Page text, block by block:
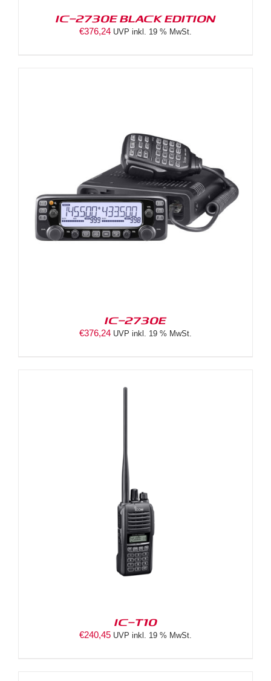
IC-2730E BLACK EDITION
€376,24 UVP inkl. 19 % MwSt.
IC-2730E
€376,24 UVP inkl. 19 % MwSt.
IC-T10
€240,45 UVP inkl. 19 % MwSt.